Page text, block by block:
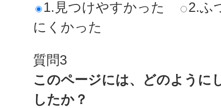
1.見つけやすかった
2.ふ
にくかった
質問3
このページには、どのように
したか？